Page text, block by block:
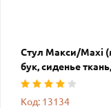
Стул Макси/Maxi
бук, сиденье
Код: 13134